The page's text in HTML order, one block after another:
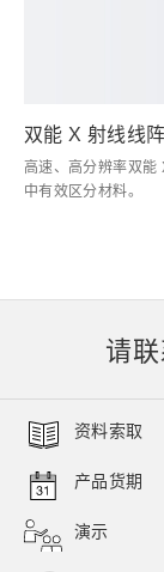
双能 X 射线线
高速、高分辨率双能
中有效区分材料。
请
资料索取
产品货期
演示